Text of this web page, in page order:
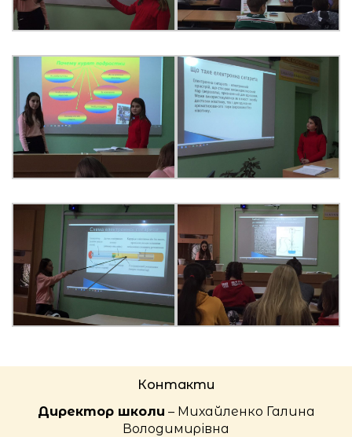
Контакти
Директор школи – Михайленко Галина
Володимирівна